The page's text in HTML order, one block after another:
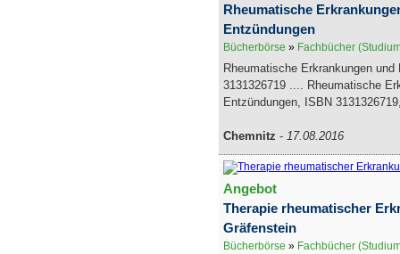
Rheumatische
Entzündungen
Bücherbörse » Fachbücher
Rheumatische Erkrankungen
3131326719 .... Rheumatische
Entzündungen, ISBN
Chemnitz - 17.08.2016
Angebot
Therapie rheumatischer
Gräfenstein
Bücherbörse » Fachbücher